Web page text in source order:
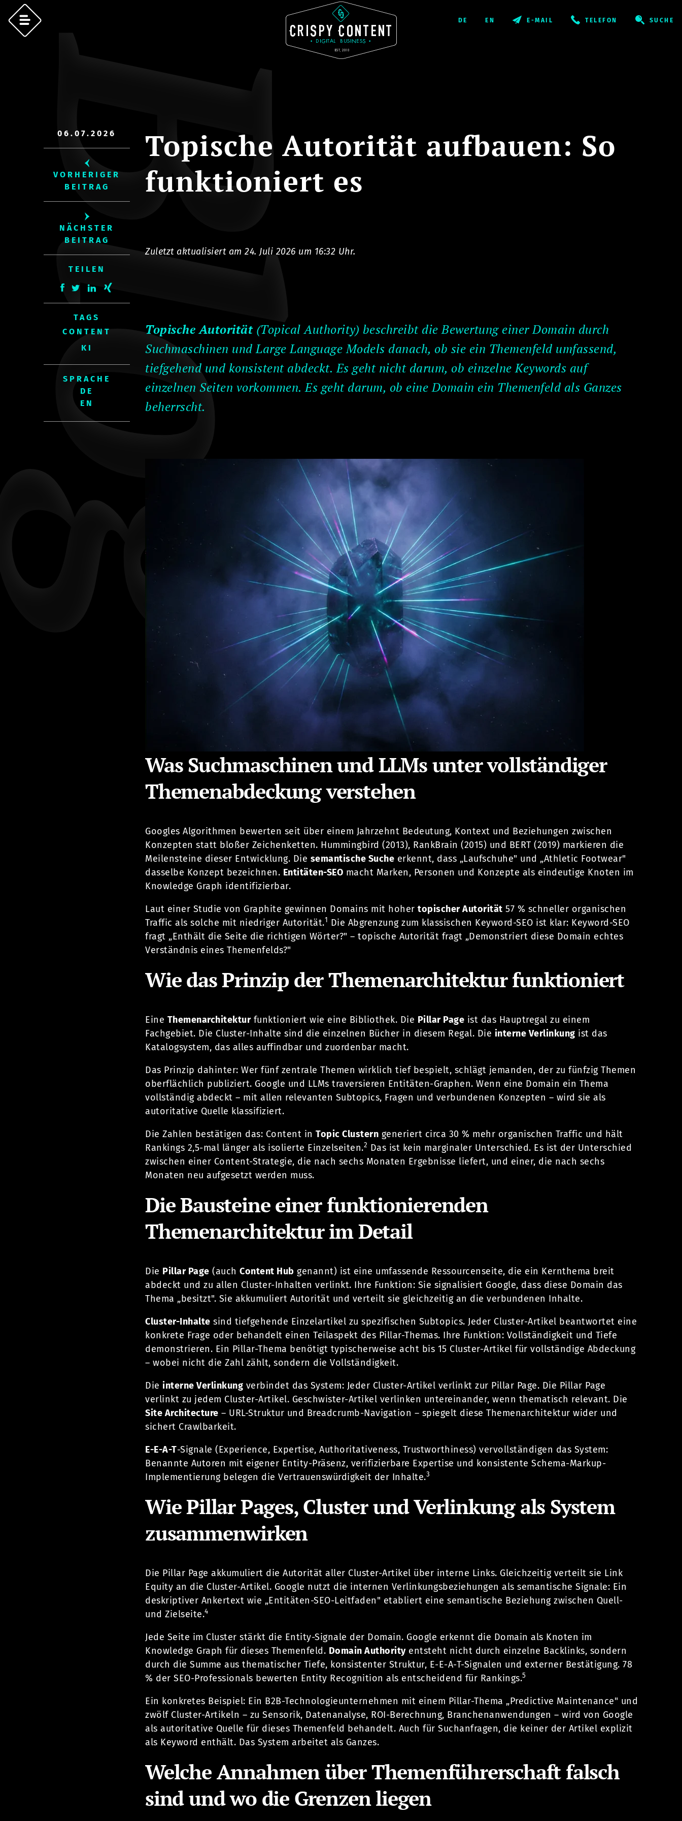
E-MAIL TELEFON SUCHE
06.07.2026
VORHERIGER
BEITRAG
NÄCHSTER
BEITRAG
TEILEN
TAGS
CONTENT
KI
SPRACHE
Topische Autorität aufbauen: So
funktioniert es
Zuletzt aktualisiert am 24. Juli 2026 um 16:32 Uhr.
Topische Autorität(Topical Authority) beschreibt die Bewertung einer Domain durch
Suchmaschinen und Large Language Models danach, ob sie ein Themenfeld umfassend,
tiefgehend und konsistent abdeckt. Es geht nicht darum, ob einzelne Keywords auf
einzelnen Seiten vorkommen. Es geht darum, ob eine Domain ein Themenfeld als Ganzes
beherrscht.
Was Suchmaschinen und LLMs unter vollständiger
Themenabdeckung verstehen
Googles Algorithmen bewerten seit über einem Jahrzehnt Bedeutung, Kontext und Beziehungen zwischen
Konzepten statt bloßer Zeichenketten. Hummingbird (2013), RankBrain (2015) und BERT (2019) markieren die
Meilensteine dieser Entwicklung. Die semantische Suche erkennt, dass „Laufschuhe" und „Athletic Footwear"
dasselbe Konzept bezeichnen. Entitäten-SEO macht Marken, Personen und Konzepte als eindeutige Knoten im
Knowledge Graph identifizierbar.
Laut einer Studie von Graphite gewinnen Domains mit hoher topischer Autorität 57 % schneller organischen
Traffic als solche mit niedriger Autorität.1 Die Abgrenzung zum klassischen Keyword-SEO ist klar: Keyword-SEO
fragt „Enthält die Seite die richtigen Wörter?" – topische Autorität fragt „Demonstriert diese Domain echtes
Verständnis eines Themenfelds?"
Wie das Prinzip der Themenarchitektur funktioniert
Eine Themenarchitekturfunktioniert wie eine Bibliothek. Die Pillar Page ist das Hauptregal zu einem
Fachgebiet. Die Cluster-Inhalte sind die einzelnen Bücher in diesem Regal. Die interne Verlinkung ist das
Katalogsystem, das alles auffindbar und zuordenbar macht.
Das Prinzip dahinter: Wer fünf zentrale Themen wirklich tief bespielt, schlägt jemanden, der zu fünfzig Themen
oberflächlich publiziert. Google und LLMs traversieren Entitäten-Graphen. Wenn eine Domain ein Thema
vollständig abdeckt – mit allen relevanten Subtopics, Fragen und verbundenen Konzepten – wird sie als
autoritative Quelle klassifiziert.
Die Zahlen bestätigen das: Content in Topic Clustern generiert circa 30 % mehr organischen Traffic und hält
Rankings 2,5-mal länger als isolierte Einzelseiten.2 Das ist kein marginaler Unterschied. Es ist der Unterschied
zwischen einer Content-Strategie, die nach sechs Monaten Ergebnisse liefert, und einer, die nach sechs
Monaten neu aufgesetzt werden muss.
Die Bausteine einer funktionierenden
Themenarchitektur im Detail
Die Pillar Page (auch Content Hub genannt) ist eine umfassende Ressourcenseite, die ein Kernthema breit
abdeckt und zu allen Cluster-Inhalten verlinkt. Ihre Funktion: Sie signalisiert Google, dass diese Domain das
Thema „besitzt". Sie akkumuliert Autorität und verteilt sie gleichzeitig an die verbundenen Inhalte.
Cluster-Inhalte sind tiefgehende Einzelartikel zu spezifischen Subtopics. Jeder Cluster-Artikel beantwortet eine
konkrete Frage oder behandelt einen Teilaspekt des Pillar-Themas. Ihre Funktion: Vollständigkeit und Tiefe
demonstrieren. Ein Pillar-Thema benötigt typischerweise acht bis 15 Cluster-Artikel für vollständige Abdeckung
– wobei nicht die Zahl zählt, sondern die Vollständigkeit.
Die interne Verlinkung verbindet das System: Jeder Cluster-Artikel verlinkt zur Pillar Page. Die Pillar Page
verlinkt zu jedem Cluster-Artikel. Geschwister-Artikel verlinken untereinander, wenn thematisch relevant. Die
Site Architecture – URL-Struktur und Breadcrumb-Navigation – spiegelt diese Themenarchitektur wider und
sichert Crawlbarkeit.
E-E-A-T-Signale (Experience, Expertise, Authoritativeness, Trustworthiness) vervollständigen das System:
Benannte Autoren mit eigener Entity-Präsenz, verifizierbare Expertise und konsistente Schema-Markup-
Implementierung belegen die Vertrauenswürdigkeit der Inhalte.3
Wie Pillar Pages, Cluster und Verlinkung als System
zusammenwirken
Die Pillar Page akkumuliert die Autorität aller Cluster-Artikel über interne Links. Gleichzeitig verteilt sie Link
Equity an die Cluster-Artikel. Google nutzt die internen Verlinkungsbeziehungen als semantische Signale: Ein
deskriptiver Ankertext wie „Entitäten-SEO-Leitfaden" etabliert eine semantische Beziehung zwischen Quell-
und Zielseite.4
Jede Seite im Cluster stärkt die Entity-Signale der Domain. Google erkennt die Domain als Knoten im
Knowledge Graph für dieses Themenfeld. Domain Authorityentsteht nicht durch einzelne Backlinks, sondern
durch die Summe aus thematischer Tiefe, konsistenter Struktur, E-E-A-T-Signalen und externer Bestätigung. 78
% der SEO-Professionals bewerten Entity Recognition als entscheidend für Rankings.5
Ein konkretes Beispiel: Ein B2B-Technologieunternehmen mit einem Pillar-Thema „Predictive Maintenance" und
zwölf Cluster-Artikeln – zu Sensorik, Datenanalyse, ROI-Berechnung, Branchenanwendungen – wird von Google
als autoritative Quelle für dieses Themenfeld behandelt. Auch für Suchanfragen, die keiner der Artikel explizit
als Keyword enthält. Das System arbeitet als Ganzes.
Welche Annahmen über Themenführerschaft falsch
sind und wo die Grenzen liegen